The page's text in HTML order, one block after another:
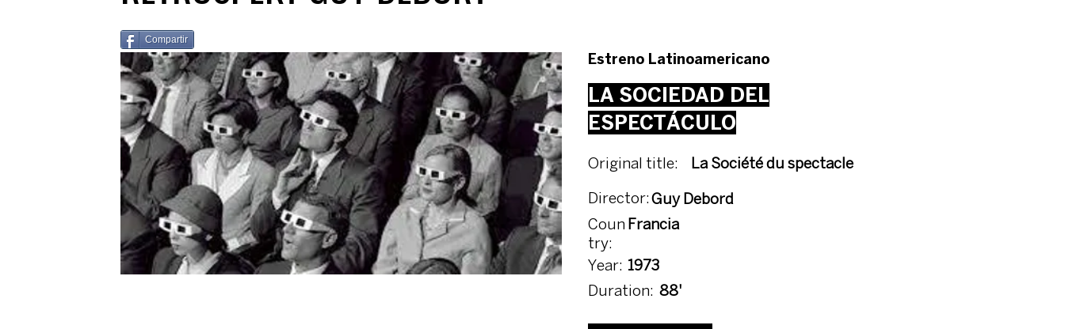
Compartir
Estreno Latinoamericano
LA SOCIEDAD DEL
ESPECTÁCULO
Original title: La Société du spectacle
Director: Guy Debord
Coun
try:
Year:
Francia
1973
Duration: 88'